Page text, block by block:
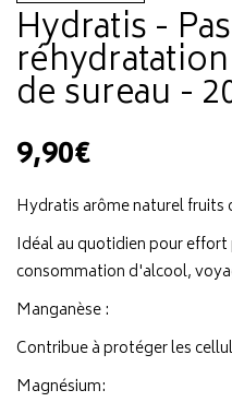
Hydratis -
de sureau -
9,90€
Hydratis arôme naturel fruits
Idéal au quotidien pour
consommation d'alcool,
Manganèse :
Contribue à protéger les
Magnésium: